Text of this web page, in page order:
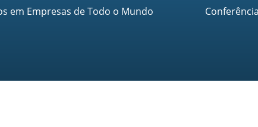
em Empresas de Todo o Mundo